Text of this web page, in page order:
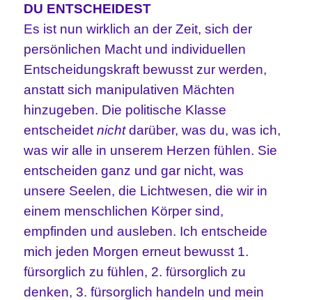
DU ENTSCHEIDEST
Es ist nun wirklich an der Zeit, sich der
persönlichen Macht und individuellen
Entscheidungskraft bewusst zur werden,
anstatt sich manipulativen Mächten
hinzugeben. Die politische Klasse
entscheidetnichtdarüber, was du, was ich,
was wir alle in unserem Herzen fühlen. Sie
entscheiden ganz und gar nicht, was
unsere Seelen, die Lichtwesen, die wir in
einem menschlichen Körper sind,
empfinden und ausleben. Ich entscheide
mich jeden Morgen erneut bewusst 1.
fürsorglich zu fühlen, 2. fürsorglich zu
denken, 3. fürsorglich handeln und mein